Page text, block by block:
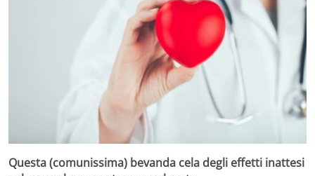
Questa (comunissima) bevanda cela degli effetti inattesi